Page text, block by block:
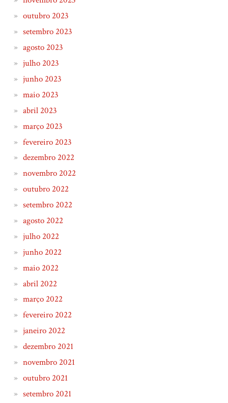
outubro 2023
setembro 2023
agosto 2023
julho 2023
junho 2023
maio 2023
abril 2023
março 2023
fevereiro 2023
dezembro 2022
novembro 2022
outubro 2022
setembro 2022
agosto 2022
julho 2022
junho 2022
maio 2022
abril 2022
março 2022
fevereiro 2022
janeiro 2022
dezembro 2021
novembro 2021
outubro 2021
setembro 2021